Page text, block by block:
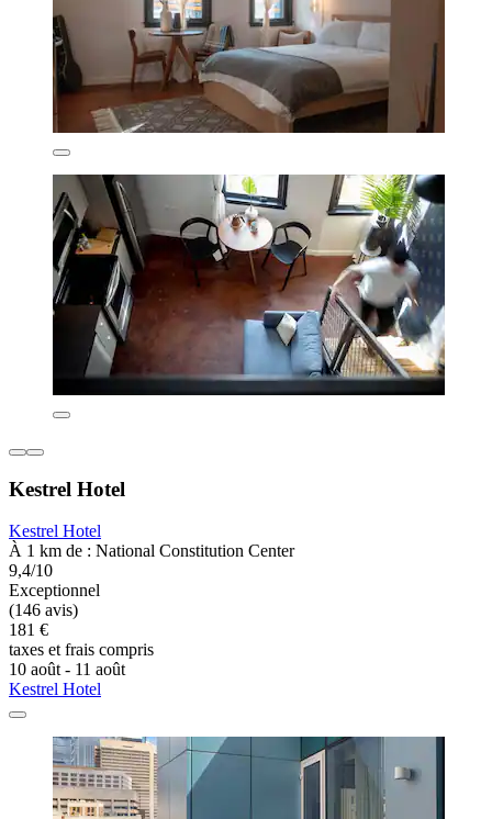
Kestrel Hotel
Kestrel Hotel
À 1 km de : National Constitution Center
9,4/10
Exceptionnel
(146 avis)
181 €
taxes et frais compris
10 août - 11 août
Kestrel Hotel